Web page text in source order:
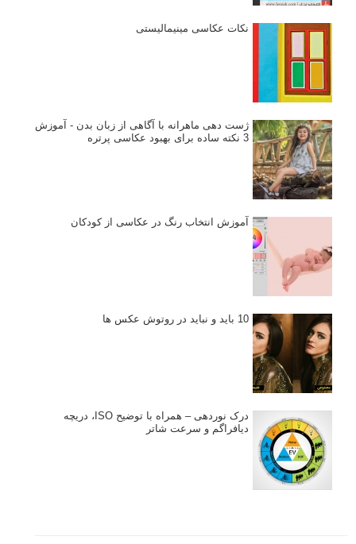
نکات عکاسی مینیمالیستی
ژست دهی ماهرانه با آگاهی از زبان بدن - آموزش
3 نکته ساده برای بهبود عکاسی پرتره
آموزش انتخاب رنگ در عکاسی از کودکان
10 باید و نباید در روتوش عکس ها
درک نوردهی – همراه با توضیح ISO، دریچه
دیافراگم و سرعت شاتر